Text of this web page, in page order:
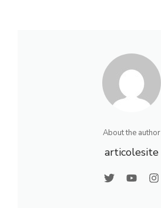
About the author
articolesite